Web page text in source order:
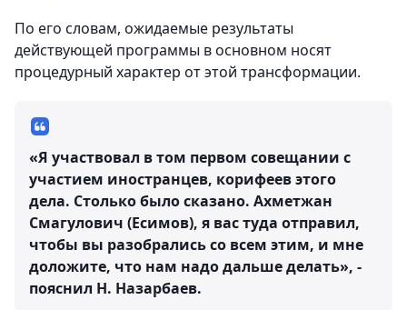
По его словам, ожидаемые результаты
действующей программы в основном носят
процедурный характер от этой трансформации.
«Я участвовал в том первом совещании с
участием иностранцев, корифеев этого
дела. Столько было сказано. Ахметжан
Смагулович (Есимов), я вас туда отправил,
чтобы вы разобрались со всем этим, и мне
доложите, что нам надо дальше делать», -
пояснил Н. Назарбаев.